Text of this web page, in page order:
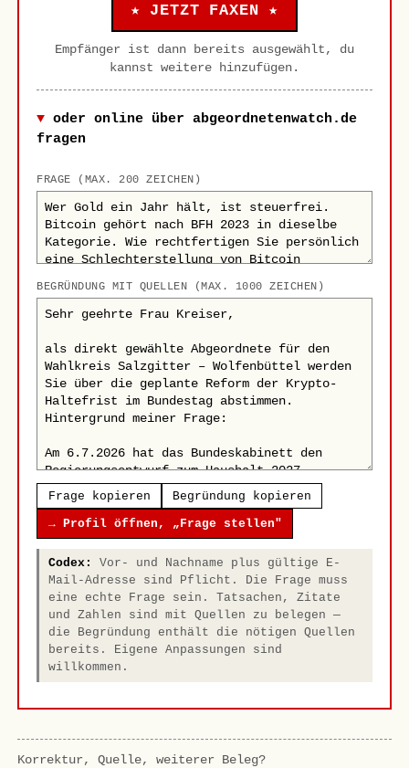
★ JETZT FAXEN ★
Empfänger ist dann bereits ausgewählt, du
kannst weitere hinzufügen.
oder online über abgeordnetenwatch.de
fragen
FRAGE (MAX. 200 ZEICHEN)
BEGRÜNDUNG MIT QUELLEN (MAX. 1000 ZEICHEN)
Frage kopieren Begründung kopieren
→ Profil öffnen, „Frage stellen"
Codex:
Vor- und Nachname plus gültige E-
Mail-Adresse sind Pflicht. Die Frage muss
eine echte Frage sein. Tatsachen, Zitate
und Zahlen sind mit Quellen zu belegen —
die Begründung enthält die nötigen Quellen
bereits. Eigene Anpassungen sind
willkommen.
Korrektur, Quelle, weiterer Beleg?